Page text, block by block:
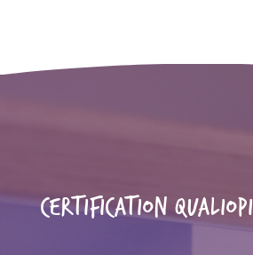
CERTIFICATION QUALIOPI